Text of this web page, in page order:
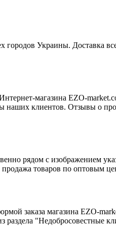
городов Украины. Доставка
магазина EZO-
наших клиентов. Отзывы о
рядом с изображением
товаров по оптовым
заказа магазина EZO-
раздела "Недобросовестные